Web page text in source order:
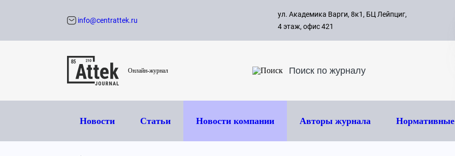
с 09:00
8 495
info@centrattek.ru
ул. Академика Варги, 8к1, БЦ Лейпциг,
4 этаж, офис 421
Онлайн-журнал
Новости Статьи Новости компании Авторы журнала